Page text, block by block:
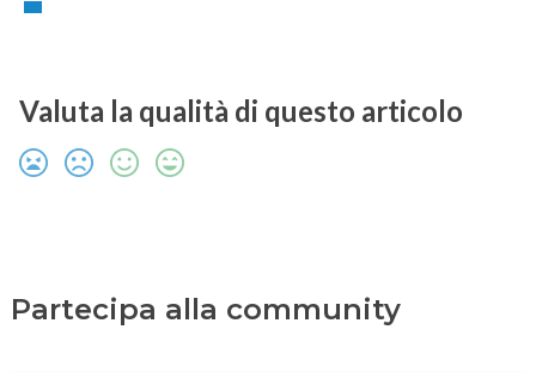
Valuta la qualità di questo articolo
Partecipa alla community